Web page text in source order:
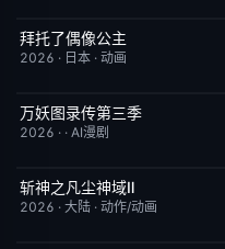
更新至第19集
拜托了偶像公主
2026 · 日本 · 动画
完结
万妖图录传第三季
2026 · · AI漫剧
更新至第09集
斩神之凡尘神域Ⅱ
2026 · 大陆 · 动作/动画